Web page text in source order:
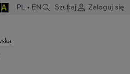
A PL • EN Szukaj Zaloguj się
Wydział